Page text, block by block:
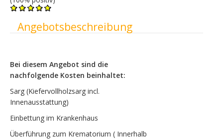
Ausblenden
Angebotsbeschreibung
Bei diesem Angebot sind die
nachfolgende Kosten beinhaltet:
Sarg (Kiefervollholzsarg incl.
Innenausstattung)
Einbettung im Krankenhaus
Überführung zum Krematorium ( Innerhalb